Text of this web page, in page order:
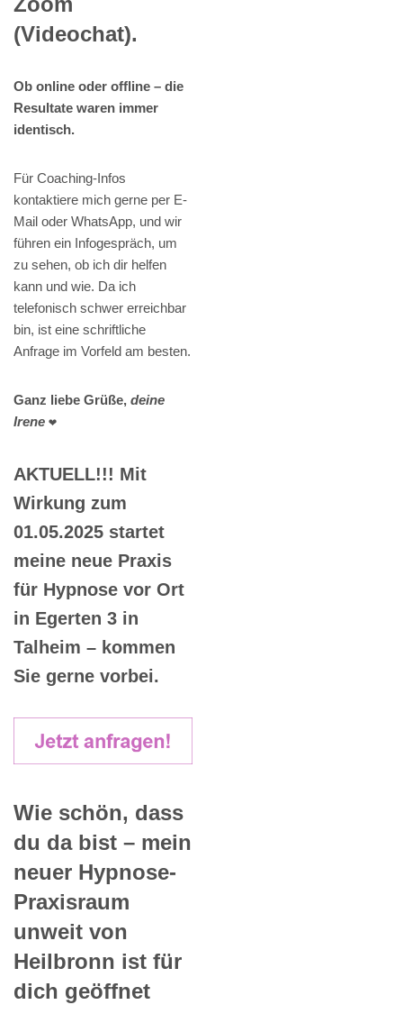
(Videochat).
Ob online oder offline – die
Resultate waren immer
identisch.
Für Coaching-Infos
kontaktiere mich gerne per E-
Mail oder WhatsApp, und wir
führen ein Infogespräch, um
zu sehen, ob ich dir helfen
kann und wie. Da ich
telefonisch schwer erreichbar
bin, ist eine schriftliche
Anfrage im Vorfeld am besten.
Ganz liebe Grüße, deine
Irene ❤️
AKTUELL!!! Mit
Wirkung zum
01.05.2025 startet
meine neue Praxis
für Hypnose vor Ort
in Egerten 3 in
Talheim – kommen
Sie gerne vorbei.
Wie schön, dass
du da bist – mein
neuer Hypnose-
Praxisraum
unweit von
Heilbronn ist für
dich geöffnet